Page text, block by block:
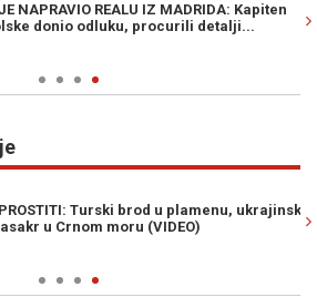
NAPRAVIO REALU IZ MADRIDA: Kapiten
donio odluku, procurili detalji...
Turski brod u plamenu, ukrajinski
u Crnom moru (VIDEO)